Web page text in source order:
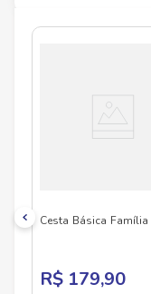
de produtos
Cesta Básica Família
R$ 179,90